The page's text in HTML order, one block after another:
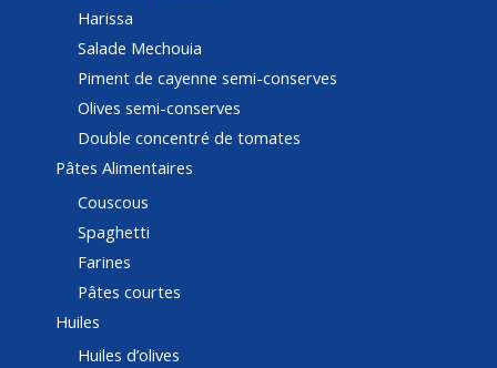
Harissa
Salade Mechouia
Piment de cayenne semi-conserves
Olives semi-conserves
Double concentré de tomates
Pâtes Alimentaires
Couscous
Spaghetti
Farines
Pâtes courtes
Huiles
Huiles d’olives